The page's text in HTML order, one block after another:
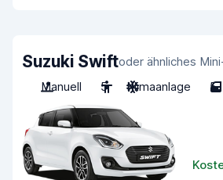
Suzuki Swiftoder ähnliches
Manuell
5 Klimaanlage 5